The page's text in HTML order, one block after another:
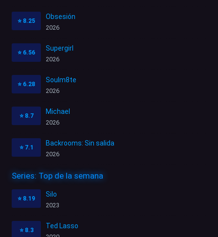
⭐ 8.25
Obsesión
2026
⭐ 6.56
Supergirl
2026
⭐ 6.28
Soulm8te
2026
⭐ 8.7
Michael
2026
⭐ 7.1
Backrooms: Sin salida
2026
Series: Top de la semana
⭐ 8.19
Silo
2023
⭐ 8.3
Ted Lasso